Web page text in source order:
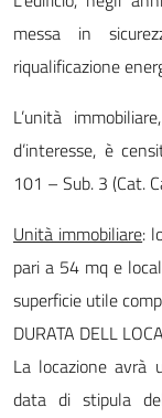
messa in
riqualificazione
L’unità
d’interesse, è
101 – Sub. 3 (Cat.
Unità immobiliare:
pari a 54 mq e
superficie utile
DURATA DELL
La locazione avrà
data di stipula